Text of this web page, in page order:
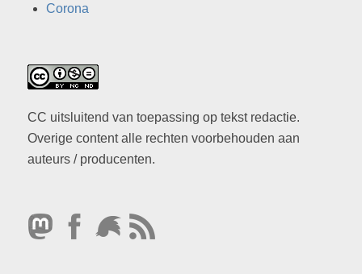
Corona
CC uitsluitend van toepassing op tekst redactie.
Overige content alle rechten voorbehouden aan
auteurs / producenten.